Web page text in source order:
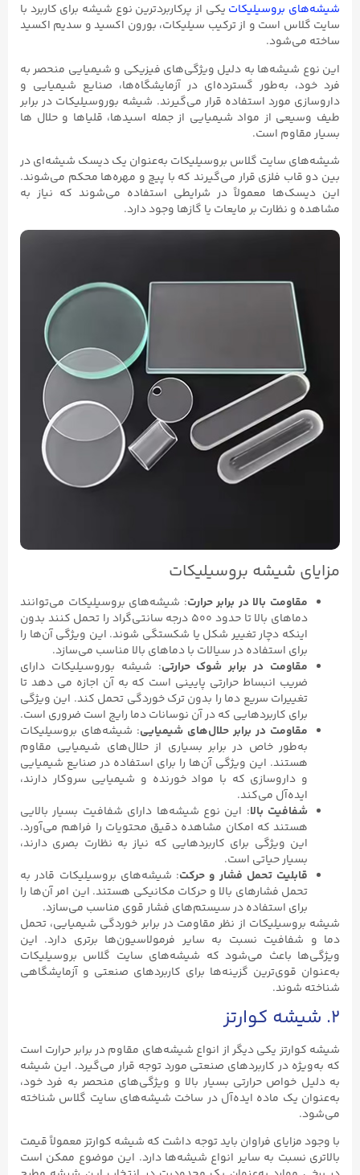
شیشه‌های بروسیلیکات یکی از پرکاربردترین نوع شیشه برای کاربرد با
سایت گلاس است و از ترکیب سیلیکات، بورون اکسید و سدیم اکسید
ساخته می‌شود.
این نوع شیشه‌ها به دلیل ویژگی‌های فیزیکی و شیمیایی منحصر به
فرد خود، به‌طور گسترده‌ای در آزمایشگاه‌ها، صنایع شیمیایی و
داروسازی مورد استفاده قرار می‌گیرند. شیشه بوروسیلیکات در برابر
طیف وسیعی از مواد شیمیایی از جمله اسیدها، قلیاها و حلال ها
بسیار مقاوم است.
شیشه‌های سایت گلاس بروسیلیکات به‌عنوان یک دیسک شیشه‌ای در
بین دو قاب فلزی قرار می‌گیرند که با پیچ و مهره‌ها محکم می‌شوند.
این دیسک‌ها معمولاً در شرایطی استفاده می‌شوند که نیاز به
مشاهده و نظارت بر مایعات یا گازها وجود دارد.
مزایای شیشه بروسیلیکات
مقاومت بالا در برابر حرارت: شیشه‌های بروسیلیکات می‌توانند
دماهای بالا تا حدود ۵۰۰ درجه سانتی‌گراد را تحمل کنند بدون
اینکه دچار تغییر شکل یا شکستگی شوند. این ویژگی آن‌ها را
برای استفاده در سیالات با دماهای بالا مناسب می‌سازد.
مقاومت در برابر شوک حرارتی: شیشه بوروسیلیکات دارای
ضریب انبساط حرارتی پایینی است که به آن اجازه می دهد تا
تغییرات سریع دما را بدون ترک خوردگی تحمل کند. این ویژگی
برای کاربردهایی که در آن نوسانات دما رایج است ضروری است.
مقاومت در برابر حلال‌های شیمیایی: شیشه‌های بروسیلیکات
به‌طور خاص در برابر بسیاری از حلال‌های شیمیایی مقاوم
هستند. این ویژگی آن‌ها را برای استفاده در صنایع شیمیایی
و داروسازی که با مواد خورنده و شیمیایی سروکار دارند،
ایده‌آل می‌کند.
شفافیت بالا: این نوع شیشه‌ها دارای شفافیت بسیار بالایی
هستند که امکان مشاهده دقیق محتویات را فراهم می‌آورد.
این ویژگی برای کاربردهایی که نیاز به نظارت بصری دارند،
بسیار حیاتی است.
قابلیت تحمل فشار و حرکت: شیشه‌های بروسیلیکات قادر به
تحمل فشارهای بالا و حرکات مکانیکی هستند. این امر آن‌ها را
برای استفاده در سیستم‌های فشار قوی مناسب می‌سازد.
شیشه بروسیلیکات از نظر مقاومت در برابر خوردگی شیمیایی، تحمل
دما و شفافیت نسبت به سایر فرمولاسیون‌ها برتری دارد. این
ویژگی‌ها باعث می‌شود که شیشه‌های سایت گلاس بروسیلیکات
به‌عنوان قوی‌ترین گزینه‌ها برای کاربردهای صنعتی و آزمایشگاهی
شناخته شوند.
۲. شیشه کوارتز
شیشه کوارتز یکی دیگر از انواع شیشه‌های مقاوم در برابر حرارت است
که به‌ویژه در کاربردهای صنعتی مورد توجه قرار می‌گیرد. این شیشه
به دلیل خواص حرارتی بسیار بالا و ویژگی‌های منحصر به فرد خود،
به‌عنوان یک ماده ایده‌آل در ساخت شیشه‌های سایت گلاس شناخته
می‌شود.
با وجود مزایای فراوان باید توجه داشت که شیشه کوارتز معمولاً قیمت
بالاتری نسبت به سایر انواع شیشه‌ها دارد. این موضوع ممکن است